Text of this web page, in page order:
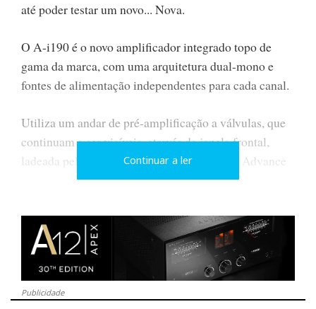
até poder testar um novo... Nova.
O A-i190 é o novo amplificador integrado topo de
gama da marca, com uma arquitetura dual-mono e
fontes de alimentação independentes para cada canal.
Utiliza um andar de pré-amplificação a válvulas, que
continuam a ser visíveis, através da janela frontal,
ladeada pelos característicos VUímetros da Advance
Continuar a ler
Publicidade